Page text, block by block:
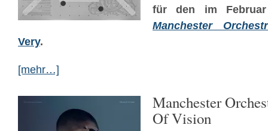
für den im Februar
Manchester
Very.
[mehr…]
Manchester
Of Vision